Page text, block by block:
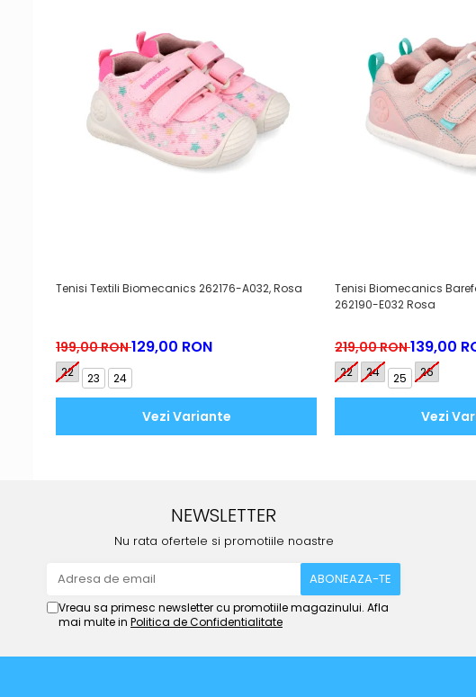
Tenisi Textili Biomecanics 262176-A032, Rosa
199,00 RON129,00 RON
22 23 24
Vezi Variante
Tenisi Biomecanics
262190-E032 Rosa
219,00 RON139,00
22 24 25 26
Vezi
NEWSLETTER
Nu rata ofertele si promotiile noastre
Vreau sa primesc newsletter cu promotiile magazinului. Afla
mai multe in Politica de Confidentialitate